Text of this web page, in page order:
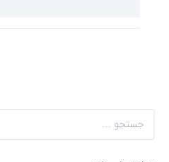
برای: